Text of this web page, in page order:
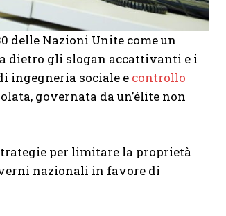
delle Nazioni Unite come un
dietro gli slogan accattivanti e i
ingegneria sociale e controllo
governata da un’élite non
per limitare la proprietà
nazionali in favore di